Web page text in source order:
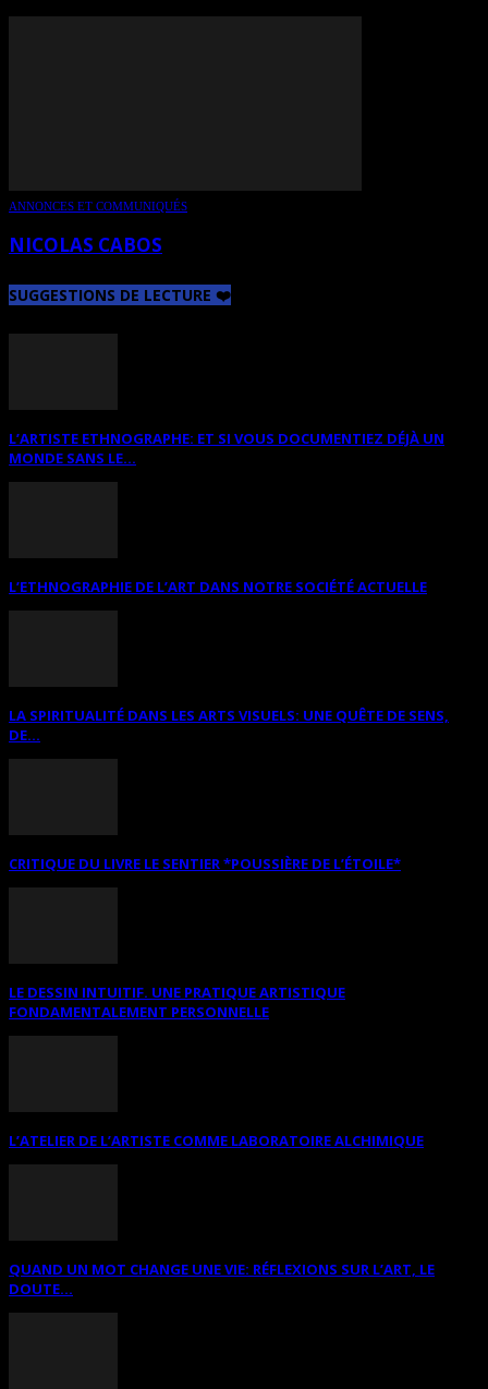
ANNONCES ET COMMUNIQUÉS
NICOLAS CABOS
SUGGESTIONS DE LECTURE ❤️
L’ARTISTE ETHNOGRAPHE: ET SI VOUS DOCUMENTIEZ DÉJÀ UN
MONDE SANS LE...
L’ETHNOGRAPHIE DE L’ART DANS NOTRE SOCIÉTÉ ACTUELLE
LA SPIRITUALITÉ DANS LES ARTS VISUELS: UNE QUÊTE DE SENS,
DE...
CRITIQUE DU LIVRE LE SENTIER *POUSSIÈRE DE L’ÉTOILE*
LE DESSIN INTUITIF. UNE PRATIQUE ARTISTIQUE
FONDAMENTALEMENT PERSONNELLE
L’ATELIER DE L’ARTISTE COMME LABORATOIRE ALCHIMIQUE
QUAND UN MOT CHANGE UNE VIE: RÉFLEXIONS SUR L’ART, LE
DOUTE...